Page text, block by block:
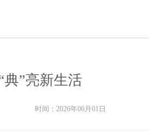
典”亮新生活
时间： 2026年06月01日